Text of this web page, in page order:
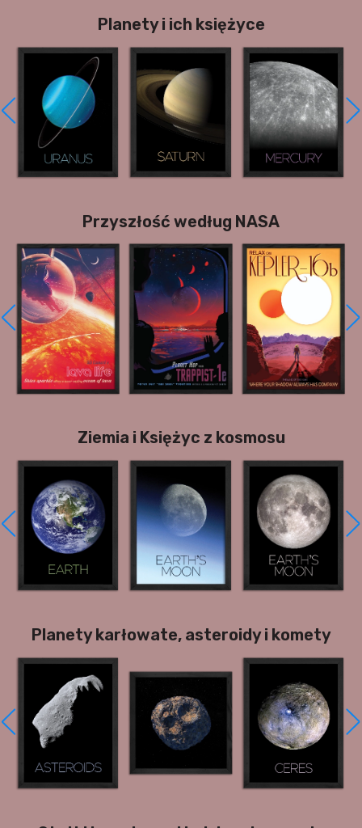
Planety i ich księżyce
Przyszłość według NASA
Ziemia i Księżyc z kosmosu
Planety karłowate, asteroidy i komety